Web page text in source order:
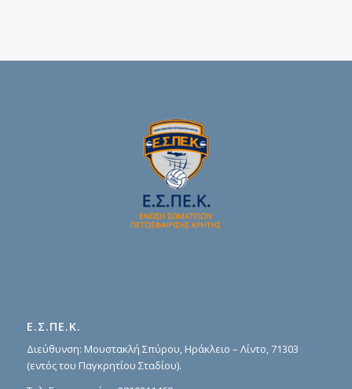
Ε.Σ.ΠΕ.Κ.
Διεύθυνση: Μουστακλή Σπύρου, Ηράκλειο – Λίντο, 71303
(εντός του Παγκρητίου Σταδίου).